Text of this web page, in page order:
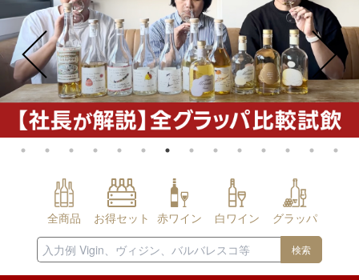
全商品 お得セット 赤ワイン 白ワイン グラッパ
検索